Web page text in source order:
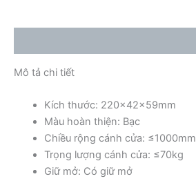
Mô tả chi tiết
Kích thước: 220x42x59mm
Màu hoàn thiện: Bạc
Chiều rộng cánh cửa: ≤1000mm
Trọng lượng cánh cửa: ≤70kg
Giữ mở: Có giữ mở